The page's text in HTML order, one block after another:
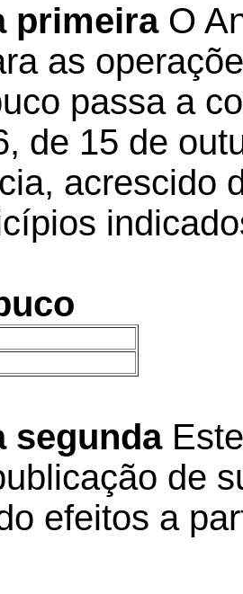
primeira O
as
passa a
de 15 de
acrescido
segunda
de
efeitos a